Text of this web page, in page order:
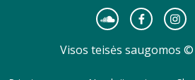
Visos teisės saugomos ©